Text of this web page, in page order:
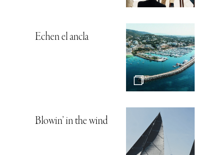
Echen el ancla
Blowin’ in the wind